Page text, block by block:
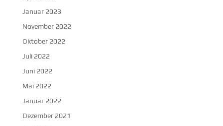
Januar 2023
November 2022
Oktober 2022
Juli 2022
Juni 2022
Mai 2022
Januar 2022
Dezember 2021